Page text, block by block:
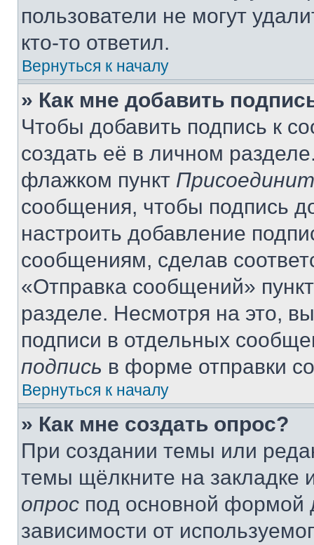
пользователи не могут
кто-то ответил.
Вернуться к началу
» Как мне добавить
Чтобы добавить подпись к
создать её в личном
флажком пункт
сообщения, чтобы подпись
настроить добавление
сообщениям, сделав
«Отправка сообщений»
разделе. Несмотря на это,
подписи в отдельных
подпись в форме отправки
Вернуться к началу
» Как мне создать опрос?
При создании темы или
темы щёлкните на
опрос под основной формой
зависимости от